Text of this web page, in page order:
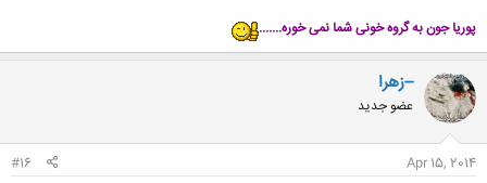
پوریا جون به گروه خونی شما نمی خوره.......
--زهرا
عضو جدید
Apr 15, 2014
#16